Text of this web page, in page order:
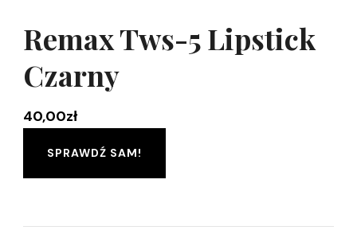
Remax Tws-5 Lipstick
Czarny
40,00zł
SPRAWDŹ SAM!